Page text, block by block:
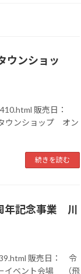
ウンショッ
販売日：
ウンショップ オン
続きを読む
年記念事業 川
販売日： 令
イベント会場 （飛